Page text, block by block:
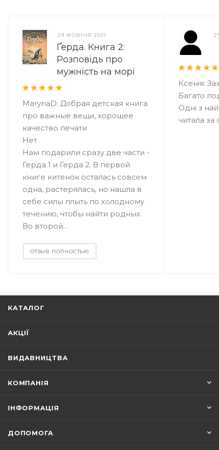
29 ЖОВТНЯ 2021
Ґерда. Книга 2:
Розповідь про
мужність на морі
MarynaD: Добрая детская книга
про важные вещи, хорошее
качество печати
Нет
Нам подарили сразу две части -
Герда 1 и Герда 2. В первой
книге китенок осталась совсем
одна, растерялась, но нашла в
себе силы плыть по холодному
течению, чтобы найти родных.
Во второй...
ОТЗЫВ ПОЛНОСТЬЮ
Ксенія:
Багато
Одні з
читала за
КАТАЛОГ
АКЦІЇ
ВИДАВНИЦТВА
КОМПАНІЯ
ІНФОРМАЦІЯ
ДОПОМОГА